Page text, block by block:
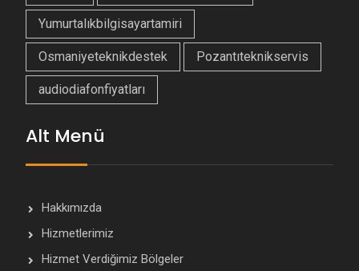
Yumurtalıkbilgisayartamiri
Osmaniyeteknikdestek Pozantıteknikservis
audiodiafonfiyatları
Alt Menü
Hakkımızda
Hizmetlerimiz
Hizmet Verdiğimiz Bölgeler